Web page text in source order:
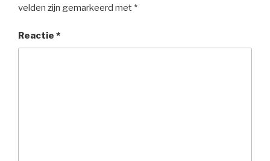
velden zijn gemarkeerd met *
Reactie *